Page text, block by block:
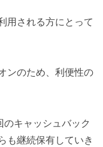
用される方にとって
ンのため、利便性の
キャッシュバック
も継続保有していき